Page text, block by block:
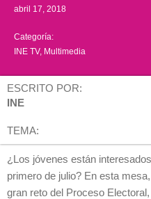
abril 17, 2018
Categoría:
INE TV, Multimedia
ESCRITO POR:
INE
TEMA:
¿Los jóvenes están
primero de julio? En esta
gran reto del Proceso